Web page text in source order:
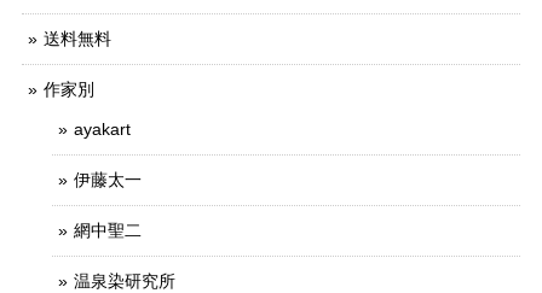
送料無料
作家別
ayakart
伊藤太一
網中聖二
温泉染研究所